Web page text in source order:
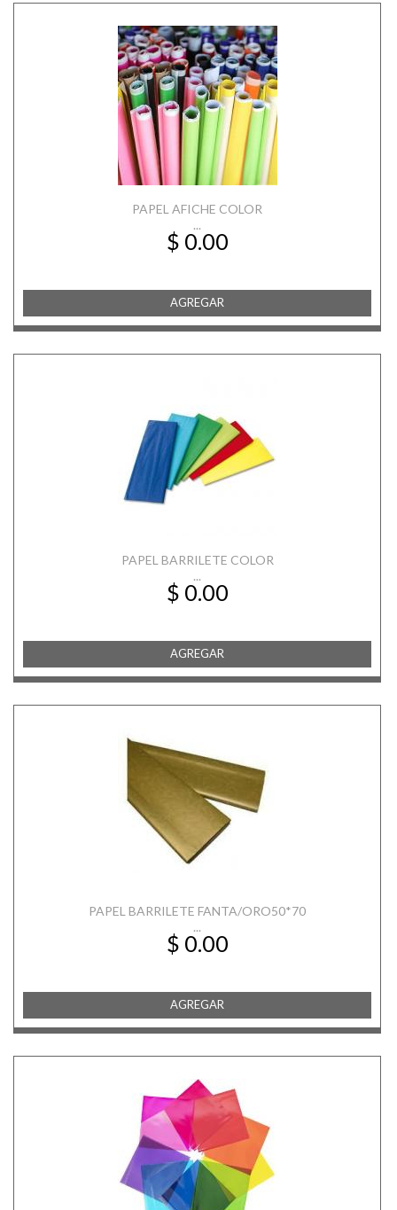
PAPEL AFICHE COLOR
...
$ 0.00
AGREGAR
PAPEL BARRILETE COLOR
...
$ 0.00
AGREGAR
PAPEL BARRILETE FANTA/ORO50*70
...
$ 0.00
AGREGAR